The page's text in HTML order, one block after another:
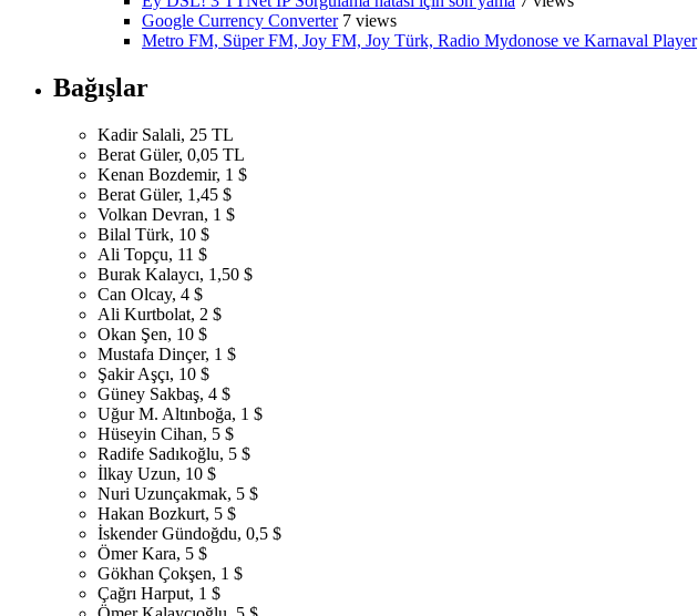
Google Currency Converter 7 views
Metro FM, Süper FM, Joy FM, Joy Türk, Radio Mydonose ve Karnaval Player
Bağışlar
Kadir Salali, 25 TL
Berat Güler, 0,05 TL
Kenan Bozdemir, 1 $
Berat Güler, 1,45 $
Volkan Devran, 1 $
Bilal Türk, 10 $
Ali Topçu, 11 $
Burak Kalaycı, 1,50 $
Can Olcay, 4 $
Ali Kurtbolat, 2 $
Okan Şen, 10 $
Mustafa Dinçer, 1 $
Şakir Aşçı, 10 $
Güney Sakbaş, 4 $
Uğur M. Altınboğa, 1 $
Hüseyin Cihan, 5 $
Radife Sadıkoğlu, 5 $
İlkay Uzun, 10 $
Nuri Uzunçakmak, 5 $
Hakan Bozkurt, 5 $
İskender Gündoğdu, 0,5 $
Ömer Kara, 5 $
Gökhan Çokşen, 1 $
Çağrı Harput, 1 $